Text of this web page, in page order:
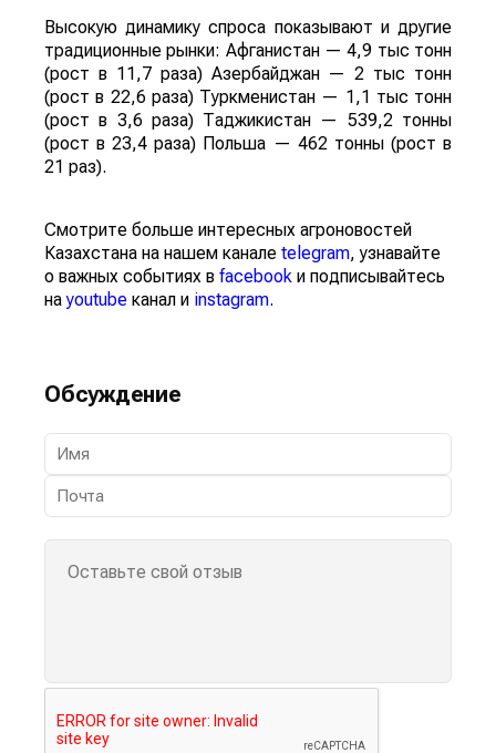
Высокую динамику спроса показывают и другие
традиционные рынки: Афганистан — 4,9 тыс тонн
(рост в 11,7 раза) Азербайджан — 2 тыс тонн
(рост в 22,6 раза) Туркменистан — 1,1 тыс тонн
(рост в 3,6 раза) Таджикистан — 539,2 тонны
(рост в 23,4 раза) Польша — 462 тонны (рост в
21 раз).
Смотрите больше интересных агроновостей
Казахстана на нашем канале telegram, узнавайте
о важных событиях в facebook и подписывайтесь
наyoutube канал и instagram.
Обсуждение